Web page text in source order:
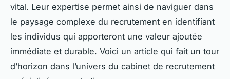
vital. Leur expertise permet ainsi de naviguer dans
le paysage complexe du recrutement en identifiant
les individus qui apporteront une valeur ajoutée
immédiate et durable. Voici un article qui fait un tour
d’horizon dans l’univers du cabinet de recrutement